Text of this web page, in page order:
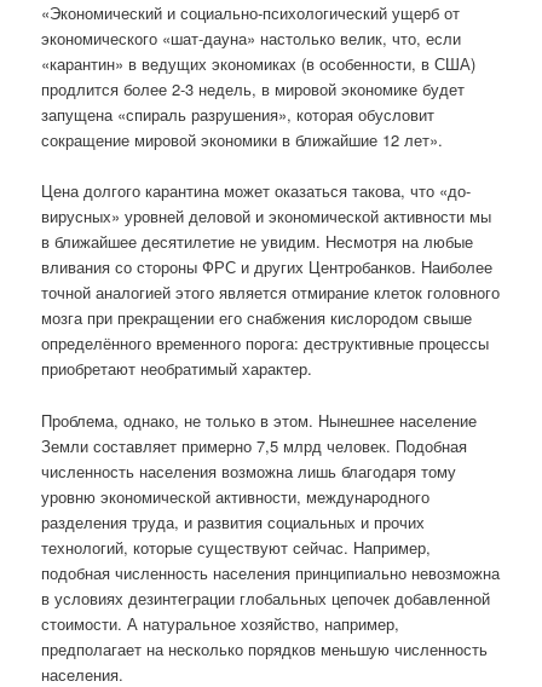
«Экономический и социально-психологический ущерб от
экономического «шат-дауна» настолько велик, что, если
«карантин» в ведущих экономиках (в особенности, в США)
продлится более 2-3 недель, в мировой экономике будет
запущена «спираль разрушения», которая обусловит
сокращение мировой экономики в ближайшие 12 лет».
Цена долгого карантина может оказаться такова, что «до-
вирусных» уровней деловой и экономической активности мы
в ближайшее десятилетие не увидим. Несмотря на любые
вливания со стороны ФРС и других Центробанков. Наиболее
точной аналогией этого является отмирание клеток головного
мозга при прекращении его снабжения кислородом свыше
определённого временного порога: деструктивные процессы
приобретают необратимый характер.
Проблема, однако, не только в этом. Нынешнее население
Земли составляет примерно 7,5 млрд человек. Подобная
численность населения возможна лишь благодаря тому
уровню экономической активности, международного
разделения труда, и развития социальных и прочих
технологий, которые существуют сейчас. Например,
подобная численность населения принципиально невозможна
в условиях дезинтеграции глобальных цепочек добавленной
стоимости. А натуральное хозяйство, например,
предполагает на несколько порядков меньшую численность
населения.